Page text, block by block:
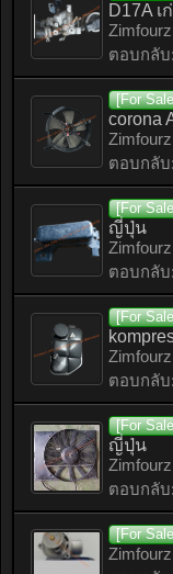
D17A
Zimfourz
ตอบกลับ:
[For
corona
Zimfourz
ตอบกลับ:
[For
ญี่ปุ่น
Zimfourz
ตอบกลับ:
[For
Zimfourz
ตอบกลับ:
[For
ญี่ปุ่น
Zimfourz
ตอบกลับ:
[For
Zimfourz